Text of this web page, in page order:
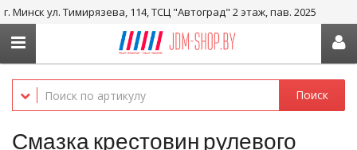
г. Минск ул. Тимирязева, 114, ТСЦ "Автоград" 2 этаж, пав. 2025
+375 29-656-05-36, +375 29-238-05-36
Поиск
Смазка крестовин рулевого